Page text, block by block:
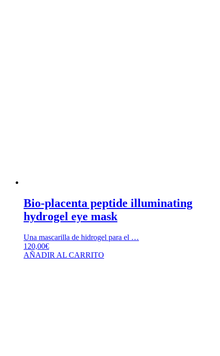
Bio-placenta peptide illuminating
hydrogel eye mask
Una mascarilla de hidrogel para el …
120,00€
AÑADIR AL CARRITO